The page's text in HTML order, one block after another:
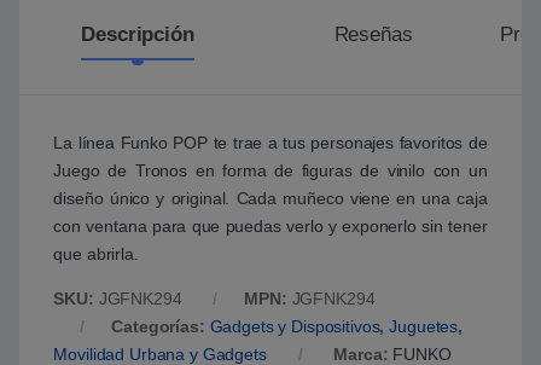
Descripción Reseñas
La línea Funko POP te trae a tus personajes favoritos de
Juego de Tronos en forma de figuras de vinilo con un
diseño único y original. Cada muñeco viene en una caja
con ventana para que puedas verlo y exponerlo sin tener
que abrirla.
SKU: JGFNK294 MPN: JGFNK294
Categorías: Gadgets y Dispositivos,Juguetes,
Movilidad Urbana y Gadgets
Marca: FUNKO